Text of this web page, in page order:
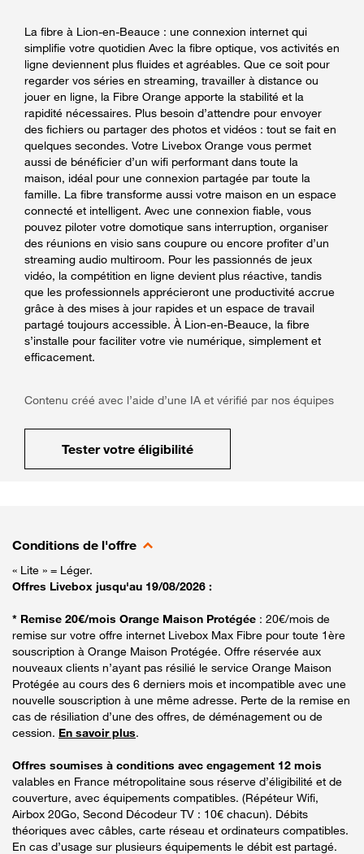
La fibre à Lion-en-Beauce : une connexion internet qui
simplifie votre quotidien Avec la fibre optique, vos activités en
ligne deviennent plus fluides et agréables. Que ce soit pour
regarder vos séries en streaming, travailler à distance ou
jouer en ligne, la Fibre Orange apporte la stabilité et la
rapidité nécessaires. Plus besoin d’attendre pour envoyer
des fichiers ou partager des photos et vidéos : tout se fait en
quelques secondes. Votre Livebox Orange vous permet
aussi de bénéficier d’un wifi performant dans toute la
maison, idéal pour une connexion partagée par toute la
famille. La fibre transforme aussi votre maison en un espace
connecté et intelligent. Avec une connexion fiable, vous
pouvez piloter votre domotique sans interruption, organiser
des réunions en visio sans coupure ou encore profiter d’un
streaming audio multiroom. Pour les passionnés de jeux
vidéo, la compétition en ligne devient plus réactive, tandis
que les professionnels apprécieront une productivité accrue
grâce à des mises à jour rapides et un espace de travail
partagé toujours accessible. À Lion-en-Beauce, la fibre
s’installe pour faciliter votre vie numérique, simplement et
efficacement.
Contenu créé avec l’aide d’une IA et vérifié par nos équipes
Tester votre éligibilité
Conditions de l'offre
« Lite » = Léger.
Offres Livebox jusqu'au 19/08/2026 :
* Remise 20€/mois Orange Maison Protégée : 20€/mois de
remise sur votre offre internet Livebox Max Fibre pour toute 1ère
souscription à Orange Maison Protégée. Offre réservée aux
nouveaux clients n’ayant pas résilié le service Orange Maison
Protégée au cours des 6 derniers mois et incompatible avec une
nouvelle souscription à une même adresse. Perte de la remise en
cas de résiliation d’une des offres, de déménagement ou de
cession. En savoir plus.
Offres soumises à conditions avec engagement 12 mois
valables en France métropolitaine sous réserve d’éligibilité et de
couverture, avec équipements compatibles. (Répéteur Wifi,
Airbox 20Go, Second Décodeur TV : 10€ chacun). Débits
théoriques avec câbles, carte réseau et ordinateurs compatibles.
En cas d’usage sur plusieurs équipements le débit est partagé.